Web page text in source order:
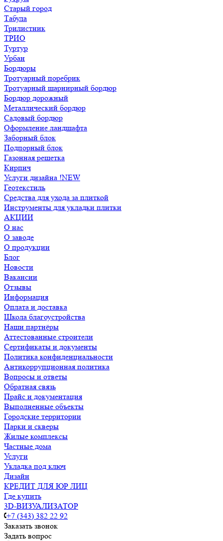
Старый город
Табула
Трилистник
ТРИО
Туртур
Урбан
Бордюры
Тротуарный поребрик
Тротуарный шарнирный бордюр
Бордюр дорожный
Металлический бордюр
Садовый бордюр
Оформление ландшафта
Заборный блок
Подпорный блок
Газонная решетка
Кирпич
Услуги дизайна !NEW
Геотекстиль
Средства для ухода за плиткой
Инструменты для укладки плитки
АКЦИИ
О нас
О заводе
О продукции
Блог
Новости
Вакансии
Отзывы
Информация
Оплата и доставка
Школа благоустройства
Наши партнёры
Аттестованные строители
Сертификаты и документы
Политика конфиденциальности
Антикоррупционная политика
Вопросы и ответы
Обратная связь
Прайс и документация
Выполненные объекты
Городские территории
Парки и скверы
Жилые комплексы
Частные дома
Услуги
Укладка под ключ
Дизайн
КРЕДИТ ДЛЯ ЮР ЛИЦ
Где купить
3D-ВИЗУАЛИЗАТОР
+7 (343) 382 22 92
Заказать звонок
Задать вопрос